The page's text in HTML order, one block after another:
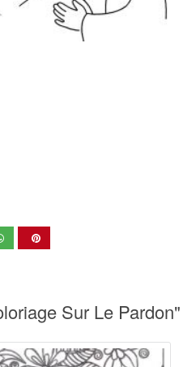
Sur Le Pardon"